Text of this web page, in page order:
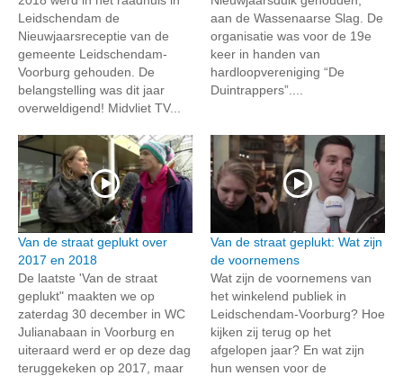
Leidschendam de
Nieuwjaarsreceptie van de
gemeente Leidschendam-
Voorburg gehouden. De
belangstelling was dit jaar
overweldigend! Midvliet TV...
aan de Wassenaarse Slag. De
organisatie was voor de 19e
keer in handen van
hardloopvereniging “De
Duintrappers”....
Van de straat geplukt over
2017 en 2018
De laatste 'Van de straat
geplukt" maakten we op
zaterdag 30 december in WC
Julianabaan in Voorburg en
uiteraard werd er op deze dag
teruggekeken op 2017, maar
Van de straat geplukt: Wat zijn
de voornemens
Wat zijn de voornemens van
het winkelend publiek in
Leidschendam-Voorburg? Hoe
kijken zij terug op het
afgelopen jaar? En wat zijn
hun wensen voor de